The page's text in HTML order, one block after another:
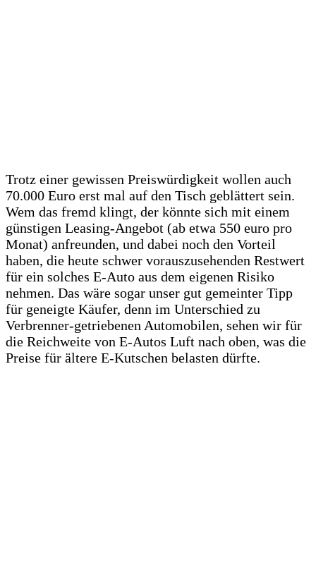
Trotz einer gewissen Preiswürdigkeit wollen auch
70.000 Euro erst mal auf den Tisch geblättert sein.
Wem das fremd klingt, der könnte sich mit einem
günstigen Leasing-Angebot (ab etwa 550 euro pro
Monat) anfreunden, und dabei noch den Vorteil
haben, die heute schwer vorauszusehenden Restwert
für ein solches E-Auto aus dem eigenen Risiko
nehmen. Das wäre sogar unser gut gemeinter Tipp
für geneigte Käufer, denn im Unterschied zu
Verbrenner-getriebenen Automobilen, sehen wir für
die Reichweite von E-Autos Luft nach oben, was die
Preise für ältere E-Kutschen belasten dürfte.